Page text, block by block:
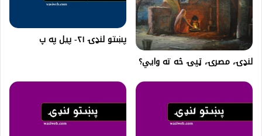
لنډۍ، مصرۍ، ټپۍ څه ته وايي؟
پښتو لنډۍ ۲۱- پیل په پ